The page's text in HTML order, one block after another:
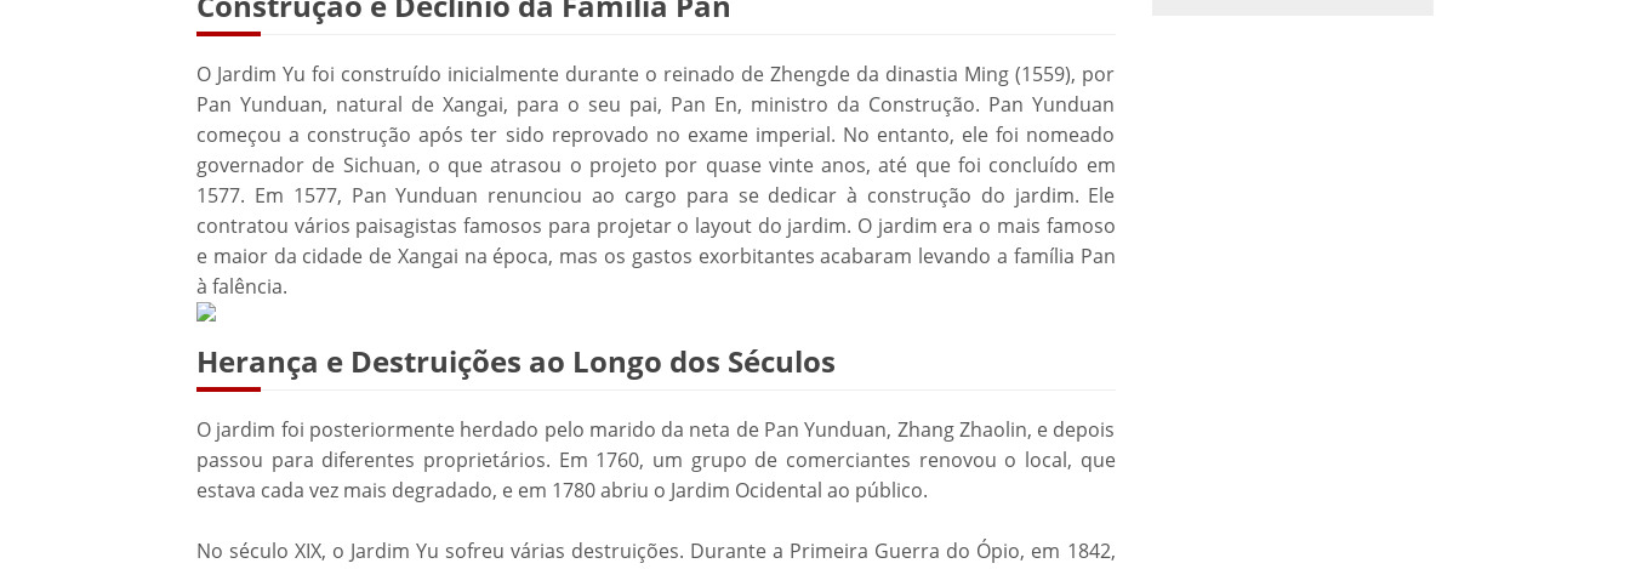
O Jardim Yu foi construído inicialmente durante o reinado de Zhengde da dinastia Ming (1559), por
Pan Yunduan, natural de Xangai, para o seu pai, Pan En, ministro da Construção. Pan Yunduan
começou a construção após ter sido reprovado no exame imperial. No entanto, ele foi nomeado
governador de Sichuan, o que atrasou o projeto por quase vinte anos, até que foi concluído em
1577. Em 1577, Pan Yunduan renunciou ao cargo para se dedicar à construção do jardim. Ele
contratou vários paisagistas famosos para projetar o layout do jardim. O jardim era o mais famoso
e maior da cidade de Xangai na época, mas os gastos exorbitantes acabaram levando a família Pan
à falência.
Herança e Destruições ao Longo dos Séculos
O jardim foi posteriormente herdado pelo marido da neta de Pan Yunduan, Zhang Zhaolin, e depois
passou para diferentes proprietários. Em 1760, um grupo de comerciantes renovou o local, que
estava cada vez mais degradado, e em 1780 abriu o Jardim Ocidental ao público.
No século XIX, o Jardim Yu sofreu várias destruições. Durante a Primeira Guerra do Ópio, em 1842,